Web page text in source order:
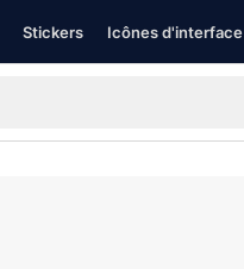
Stickers Icônes d'interface